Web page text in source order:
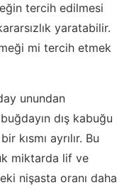
tercih edilmesi
yaratabilir.
mi tercih etmek
unundan
dış kabuğu
kısmı ayrılır. Bu
miktarda lif ve
nişasta oranı daha